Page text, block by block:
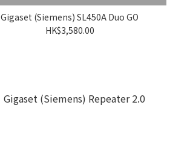
Gigaset (Siemens) SL450A Duo GO
HK$3,580.00